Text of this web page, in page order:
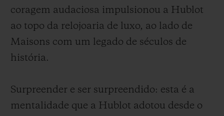
coragem audaciosa impulsionou a Hublot
ao topo da relojoaria de luxo, ao lado de
Maisons com um legado de séculos de
história.
Surpreender e ser surpreendido: esta é a
mentalidade que a Hublot adotou desde o
EMBALAGEM DE PRESENTES
CONTATO